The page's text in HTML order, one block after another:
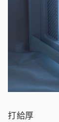
打給厚